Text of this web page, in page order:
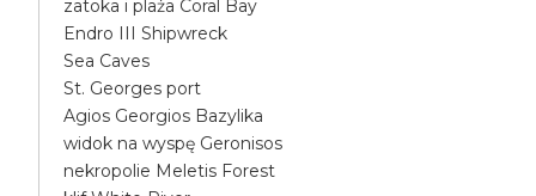
zatoka i plaża Coral Bay
Endro III Shipwreck
Sea Caves
St. Georges port
Agios Georgios Bazylika
widok na wyspę Geronisos
nekropolie Meletis Forest